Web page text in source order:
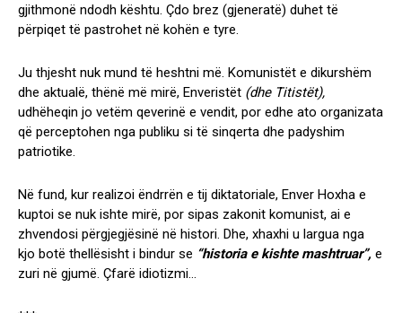
gjithmonë ndodh kështu. Çdo brez (gjeneratë) duhet të
përpiqet të pastrohet në kohën e tyre.
Ju thjesht nuk mund të heshtni më. Komunistët e dikurshëm
dhe aktualë, thënë më mirë, Enveristët (dhe Titistët),
udhëheqin jo vetëm qeverinë e vendit, por edhe ato organizata
që perceptohen nga publiku si të sinqerta dhe padyshim
patriotike.
Në fund, kur realizoi ëndrrën e tij diktatoriale, Enver Hoxha e
kuptoi se nuk ishte mirë, por sipas zakonit komunist, ai e
zhvendosi përgjegjësinë në histori. Dhe, xhaxhi u largua nga
kjo botë thellësisht i bindur se “historia e kishte mashtruar”, e
zuri në gjumë. Çfarë idiotizmi…